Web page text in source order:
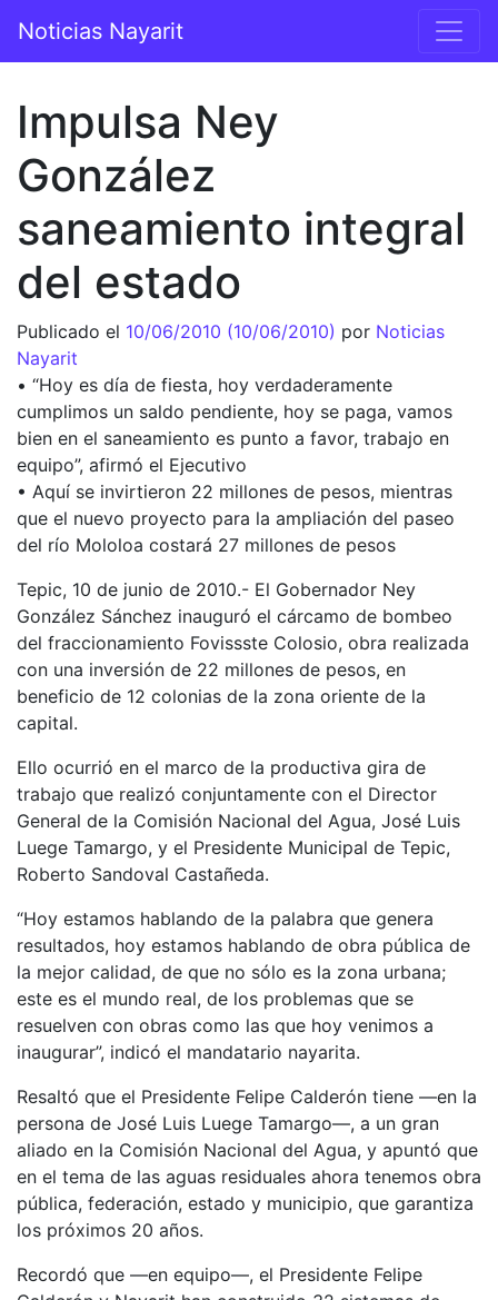
Navegación principal
Noticias Nayarit
Impulsa Ney
González
saneamiento integral
del estado
Publicado el 10/06/2010 (10/06/2010) por Noticias
Nayarit
• “Hoy es día de fiesta, hoy verdaderamente
cumplimos un saldo pendiente, hoy se paga, vamos
bien en el saneamiento es punto a favor, trabajo en
equipo”, afirmó el Ejecutivo
• Aquí se invirtieron 22 millones de pesos, mientras
que el nuevo proyecto para la ampliación del paseo
del río Mololoa costará 27 millones de pesos
Tepic, 10 de junio de 2010.- El Gobernador Ney
González Sánchez inauguró el cárcamo de bombeo
del fraccionamiento Fovissste Colosio, obra realizada
con una inversión de 22 millones de pesos, en
beneficio de 12 colonias de la zona oriente de la
capital.
Ello ocurrió en el marco de la productiva gira de
trabajo que realizó conjuntamente con el Director
General de la Comisión Nacional del Agua, José Luis
Luege Tamargo, y el Presidente Municipal de Tepic,
Roberto Sandoval Castañeda.
“Hoy estamos hablando de la palabra que genera
resultados, hoy estamos hablando de obra pública de
la mejor calidad, de que no sólo es la zona urbana;
este es el mundo real, de los problemas que se
resuelven con obras como las que hoy venimos a
inaugurar”, indicó el mandatario nayarita.
Resaltó que el Presidente Felipe Calderón tiene —en la
persona de José Luis Luege Tamargo—, a un gran
aliado en la Comisión Nacional del Agua, y apuntó que
en el tema de las aguas residuales ahora tenemos obra
pública, federación, estado y municipio, que garantiza
los próximos 20 años.
Recordó que —en equipo—, el Presidente Felipe